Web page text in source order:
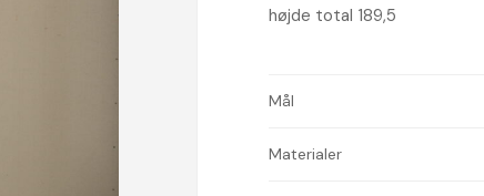
højde total 189,5
Mål
Materialer